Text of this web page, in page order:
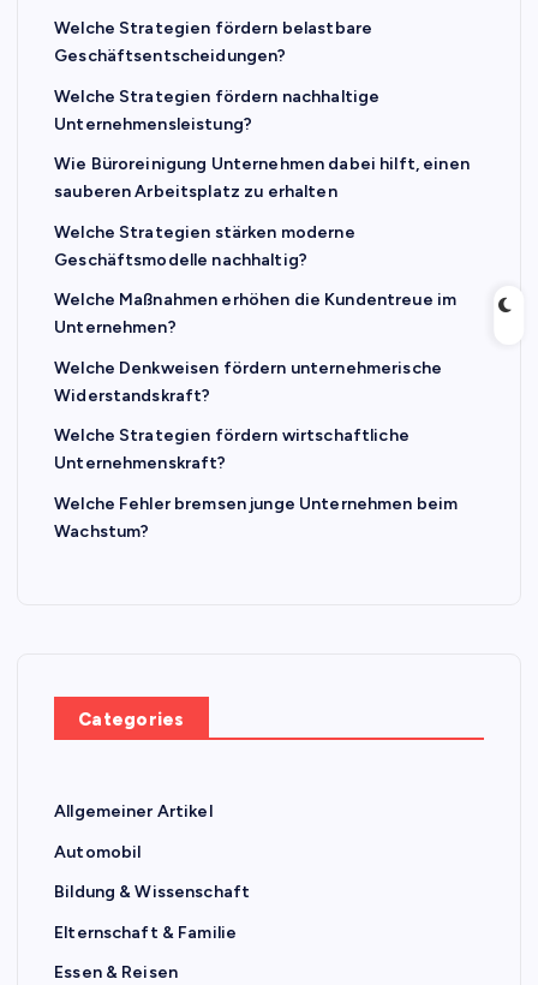
Welche Strategien fördern belastbare
Geschäftsentscheidungen?
Welche Strategien fördern nachhaltige
Unternehmensleistung?
Wie Büroreinigung Unternehmen dabei hilft, einen
sauberen Arbeitsplatz zu erhalten
Welche Strategien stärken moderne
Geschäftsmodelle nachhaltig?
Welche Maßnahmen erhöhen die Kundentreue im
Unternehmen?
Welche Denkweisen fördern unternehmerische
Widerstandskraft?
Welche Strategien fördern wirtschaftliche
Unternehmenskraft?
Welche Fehler bremsen junge Unternehmen beim
Wachstum?
Categories
Allgemeiner Artikel
Automobil
Bildung & Wissenschaft
Elternschaft & Familie
Essen & Reisen